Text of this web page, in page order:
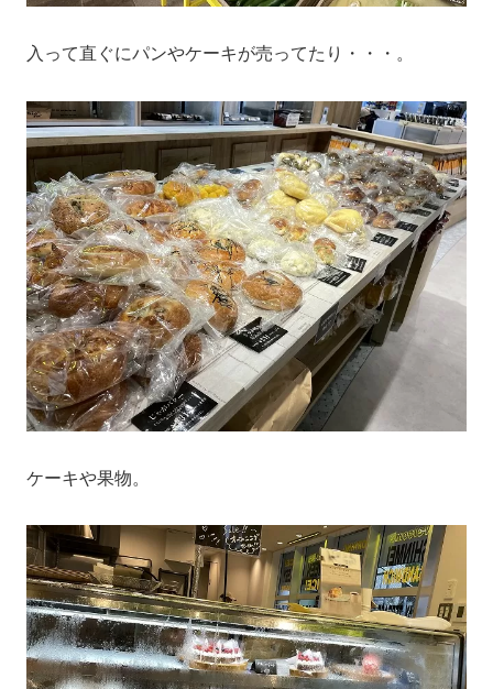
入って直ぐにパンやケーキが売ってたり・・・。
ケーキや果物。